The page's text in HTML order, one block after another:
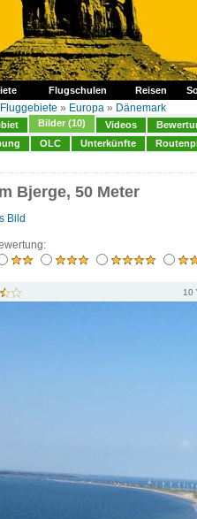
Flugschulen Reisen
Fluggebiete » Europa » Dänemark
Bilder (10) Videos
OLC Unterkünfte
Bjerge, 50 Meter
Bild
10